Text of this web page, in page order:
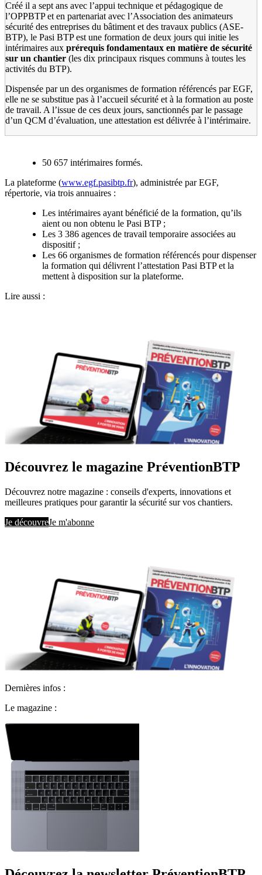
Créé il a sept ans avec l’appui technique et pédagogique de
l’OPPBTP et en partenariat avec l’Association des animateurs
sécurité des entreprises du bâtiment et des travaux publics (ASE-
BTP), le Pasi BTP est une formation de deux jours qui initie les
intérimaires aux prérequis fondamentaux en matière de sécurité
sur un chantier (les dix principaux risques communs à toutes les
activités du BTP).
Dispensée par un des organismes de formation référencés par EGF,
elle ne se substitue pas à l’accueil sécurité et à la formation au poste
de travail. A l’issue de ces deux jours, sanctionnés par le passage
d’un QCM d’évaluation, une attestation est délivrée à l’intérimaire.
50 657 intérimaires formés.
La plateforme (www.egf.pasibtp.fr), administrée par EGF,
répertorie, via trois annuaires :
Les intérimaires ayant bénéficié de la formation, qu’ils
aient ou non obtenu le Pasi BTP ;
Les 3 386 agences de travail temporaire associées au
dispositif ;
Les 66 organismes de formation référencés pour dispenser
la formation qui délivrent l’attestation Pasi BTP et la
mettent à disposition sur la plateforme.
Lire aussi :
Découvrez le magazine PréventionBTP
Découvrez notre magazine : conseils d'experts, innovations et
meilleures pratiques pour garantir la sécurité sur vos chantiers.
Je découvreJe m'abonne
Dernières infos :
Le magazine :